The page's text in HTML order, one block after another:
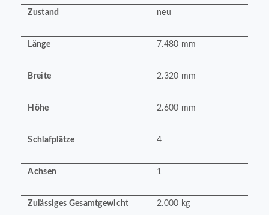
Zustand neu
Länge 7.480 mm
Breite 2.320 mm
Höhe 2.600 mm
Schlafplätze 4
Achsen 1
Zulässiges Gesamtgewicht 2.000 kg